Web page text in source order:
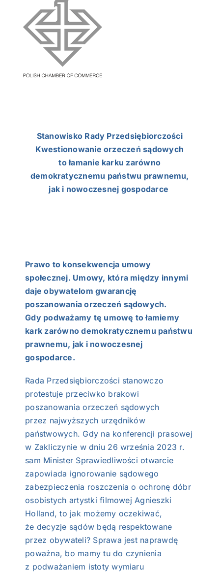
NASI EKSPERCI
GALERIA
SĄD ARBITRAŻOWY
KONTAKT
Stanowisko Rady Przedsiębiorczości
Kwestionowanie orzeczeń sądowych
to łamanie karku zarówno
demokratycznemu państwu prawnemu,
jak i nowoczesnej gospodarce
Prawo to konsekwencja umowy
społecznej. Umowy, która między innymi
daje obywatelom gwarancję
poszanowania orzeczeń sądowych.
Gdy podważamy tę umowę to łamiemy
kark zarówno demokratycznemu państwu
prawnemu, jak i nowoczesnej
gospodarce.
Rada Przedsiębiorczości stanowczo
protestuje przeciwko brakowi
poszanowania orzeczeń sądowych
przez najwyższych urzędników
państwowych. Gdy na konferencji prasowej
w Zakliczynie w dniu 26 września 2023 r.
sam Minister Sprawiedliwości otwarcie
zapowiada ignorowanie sądowego
zabezpieczenia roszczenia o ochronę dóbr
osobistych artystki filmowej Agnieszki
Holland, to jak możemy oczekiwać,
że decyzje sądów będą respektowane
przez obywateli? Sprawa jest naprawdę
poważna, bo mamy tu do czynienia
z podważaniem istoty wymiaru